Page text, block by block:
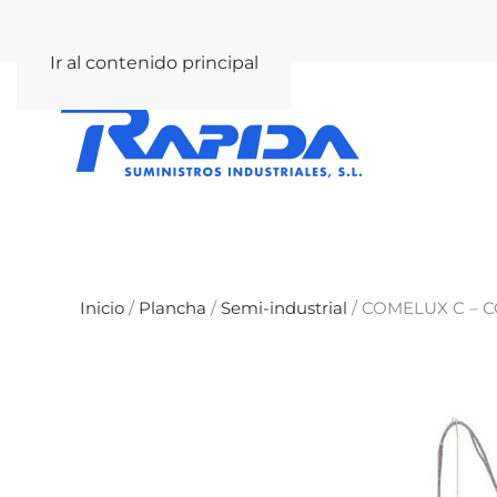
Ir al contenido principal
Inicio / Plancha /Semi-industrial / COMELUX C –